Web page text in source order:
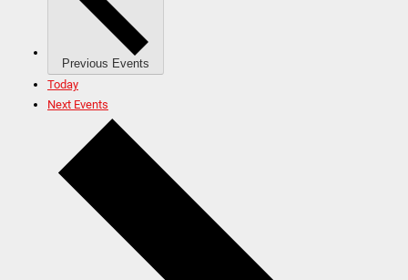
Previous Events
Today
Next Events